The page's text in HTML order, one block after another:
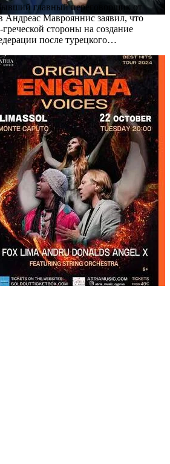
главный переговорщик от
Андреас Маврояннис заявил, что
греческой стороны на создание
после турецкого…